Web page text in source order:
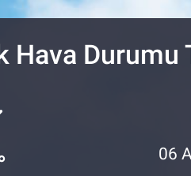
Hava Durumu
06